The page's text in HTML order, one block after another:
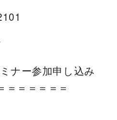
ナー参加申し込み
＝＝＝＝＝＝